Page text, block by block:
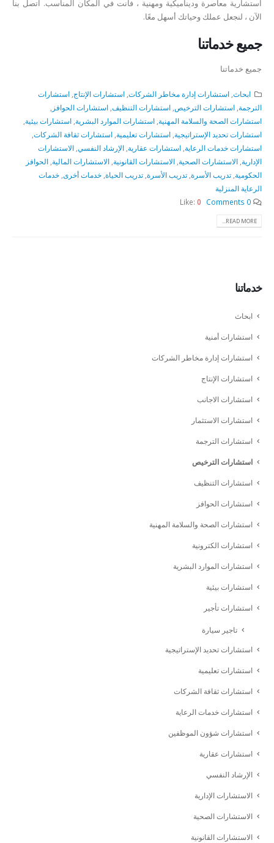
استشارية معاصرة وديناميكية ومهنية ، فأنت في المكان المناسب. اتصل بنا
الآن ، لنجعل عملك وحياتك أسهل معًا.
جميع خدماتنا
جميع خدماتنا
ابحاث, استشارات إدارة مخاطر الشركات, استشارات الإنتاج استشارات
الترجمة استشارات الترخيص استشارات التنظيف استشارات الحوافز
استشارات الصحة والسلامة المهنية استشارات الموارد البشرية استشارات بيئية
استشارات تحديد الإستراتيجية استشارات تعليمية استشارات ثقافة الشركات
استشارات خدمات الرعاية استشارات عقارية الإرشاد النفسي الاستشارات
الإدارية الاستشارات الصحية الاستشارات القانونية الاستشارات المالية الحوافز
الحكومية تدريب الأسرة تدريب الأسرة تدريب الحياة خدمات أخرى خدمات
الرعاية المنزلية
0 Comments
Like:0
READ MORE...
خدماتنا
ابحاث
استشارات أمنية
استشارات إدارة مخاطر الشركات
استشارات الإنتاج
استشارات الاجانب
استشارات الاستثمار
استشارات الترجمة
استشارات الترخيص
استشارات التنظيف
استشارات الحوافز
استشارات الصحة والسلامة المهنية
استشارات الكترونية
استشارات الموارد البشرية
استشارات بيئية
استشارات تأجير
تاجير سيارة
استشارات تحديد الإستراتيجية
استشارات تعليمية
استشارات ثقافة الشركات
استشارات خدمات الرعاية
استشارات شؤون الموظفين
استشارات عقارية
الإرشاد النفسي
الاستشارات الإدارية
الاستشارات الصحية
الاستشارات القانونية